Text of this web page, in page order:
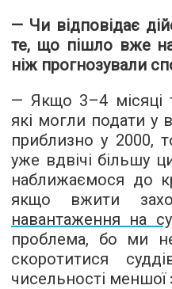
— Чи відповідає
те, що пішло вже
ніж прогнозували
— Якщо 3–4 місяці
які могли подати у
приблизно у 2000,
уже вдвічі більшу
наближаємося до
якщо вжити
навантаження на
проблема, бо ми
скоротитися
чисельності меншої